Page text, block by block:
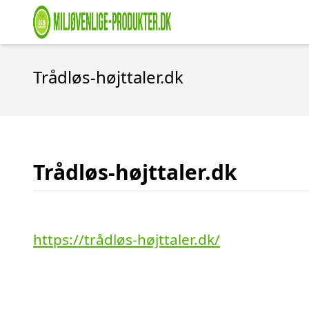
Trådløs-højttaler.dk
Trådløs-højttaler.dk
https://trådløs-højttaler.dk/